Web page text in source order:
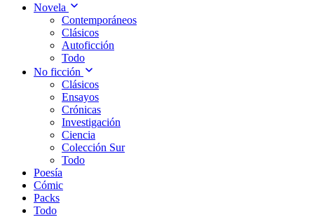
Novela
Contemporáneos
Clásicos
Autoficción
Todo
No ficción
Clásicos
Ensayos
Crónicas
Investigación
Ciencia
Colección Sur
Todo
Poesía
Cómic
Packs
Todo